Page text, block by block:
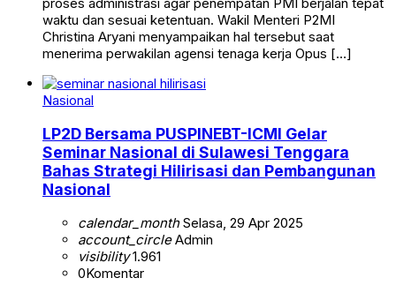
proses administrasi agar penempatan PMI berjalan tepat
waktu dan sesuai ketentuan. Wakil Menteri P2MI
Christina Aryani menyampaikan hal tersebut saat
menerima perwakilan agensi tenaga kerja Opus […]
Nasional
LP2D Bersama PUSPINEBT-ICMI Gelar
Seminar Nasional di Sulawesi Tenggara
Bahas Strategi Hilirisasi dan Pembangunan
Nasional
calendar_monthSelasa, 29 Apr 2025
account_circleAdmin
visibility1.961
0Komentar